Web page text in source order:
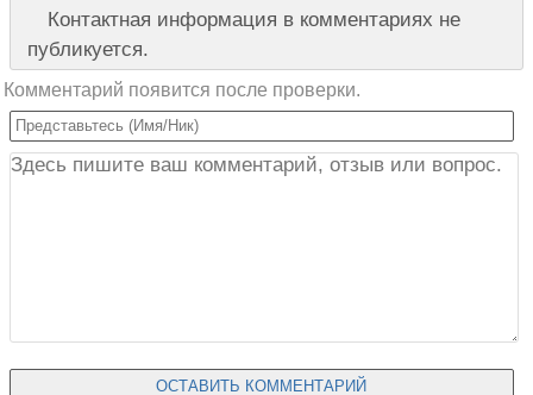
Контактная информация в комментариях не
публикуется.
Комментарий появится после проверки.